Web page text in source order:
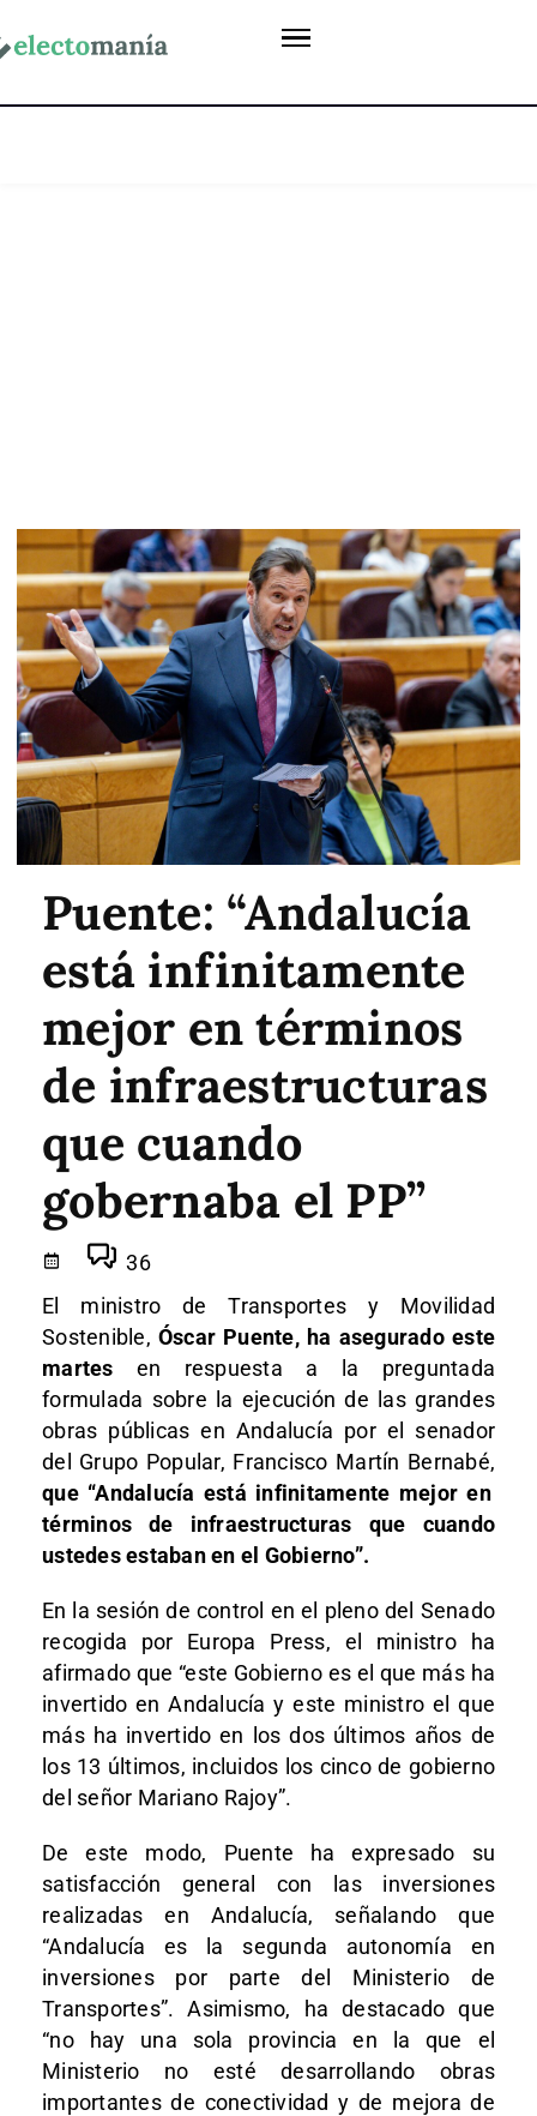
Puente: “Andalucía
está infinitamente
mejor en términos
de infraestructuras
que cuando
gobernaba el PP”
36
El ministro de Transportes y Movilidad
Sostenible, Óscar Puente, ha asegurado este
martes en respuesta a la preguntada
formulada sobre la ejecución de las grandes
obras públicas en Andalucía por el senador
del Grupo Popular, Francisco Martín Bernabé,
que “Andalucía está infinitamente mejor en
términos de infraestructuras que cuando
ustedes estaban en el Gobierno”.
En la sesión de control en el pleno del Senado
recogida por Europa Press, el ministro ha
afirmado que “este Gobierno es el que más ha
invertido en Andalucía y este ministro el que
más ha invertido en los dos últimos años de
los 13 últimos, incluidos los cinco de gobierno
del señor Mariano Rajoy”.
De este modo, Puente ha expresado su
satisfacción general con las inversiones
realizadas en Andalucía, señalando que
“Andalucía es la segunda autonomía en
inversiones por parte del Ministerio de
Transportes”. Asimismo, ha destacado que
“no hay una sola provincia en la que el
Ministerio no esté desarrollando obras
importantes de conectividad y de mejora de